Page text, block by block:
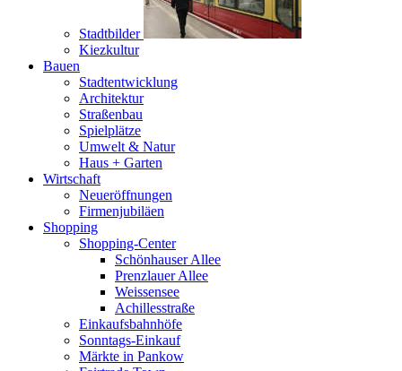
Stadtbilder
Kiezkultur
Bauen
Stadtentwicklung
Architektur
Straßenbau
Spielplätze
Umwelt & Natur
Haus + Garten
Wirtschaft
Neueröffnungen
Firmenjubiläen
Shopping
Shopping-Center
Schönhauser Allee
Prenzlauer Allee
Weissensee
Achillesstraße
Einkaufsbahnhöfe
Sonntags-Einkauf
Märkte in Pankow